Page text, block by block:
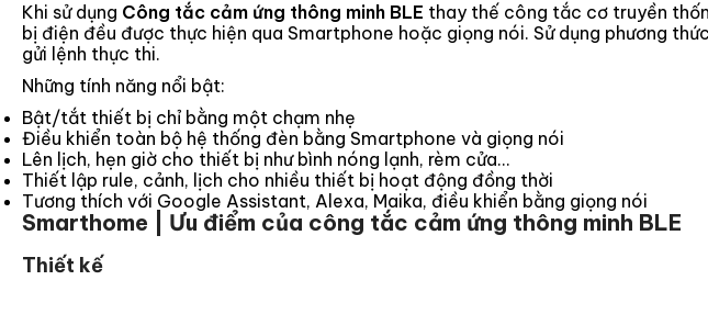
Khi sử dụng Công tắc cảm ứng thông minh BLE thay thế công tắc cơ truyền
bị điện đều được thực hiện qua Smartphone hoặc giọng nói. Sử dụng phương
gửi lệnh thực thi.
Những tính năng nổi bật:
Bật/tắt thiết bị chỉ bằng một chạm nhẹ
Điều khiển toàn bộ hệ thống đèn bằng Smartphone và giọng nói
Lên lịch, hẹn giờ cho thiết bị như bình nóng lạnh, rèm cửa…
Thiết lập rule, cảnh, lịch cho nhiều thiết bị hoạt động đồng thời
Tương thích với Google Assistant, Alexa, Maika, điều khiển bằng giọng nói
Smarthome | Ưu điểm của công tắc cảm ứng thông minh BLE
Thiết kế